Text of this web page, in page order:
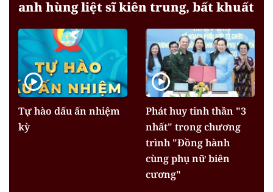
anh hùng liệt sĩ kiên trung, bất khuất
Tự hào dấu ấn nhiệm
kỳ
Phát huy tinh thần "3
nhất" trong chương
trình "Đồng hành
cùng phụ nữ biên
cương"